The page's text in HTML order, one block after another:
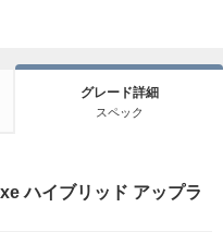
グレード詳細
スペック
ハイブリッド アップラ